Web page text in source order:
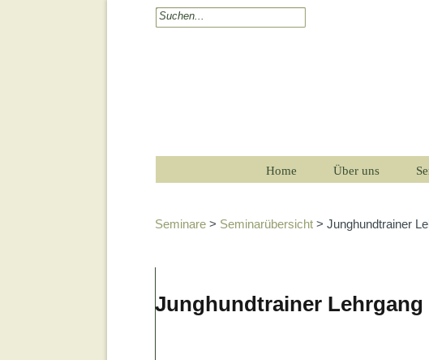
Home Über uns
Seminare > Seminarübersicht > Junghundtrainer
Junghundtrainer Lehrgang